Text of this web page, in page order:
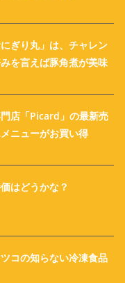
ぎり丸」は、チャレン
を言えば豚角煮が美味
店「Picard」の最新売
ニューがお買い得
はどうかな？
コの知らない冷凍食品